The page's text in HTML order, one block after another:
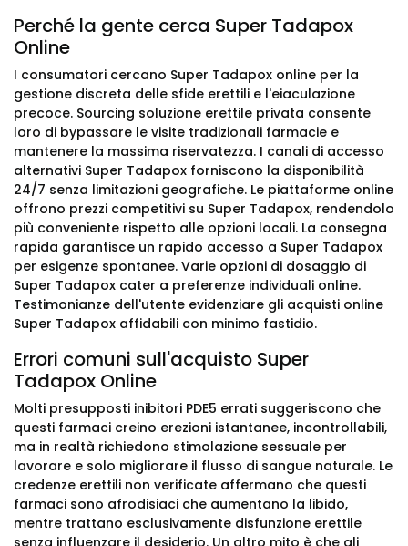
Perché la gente cerca Super Tadapox
Online
I consumatori cercano Super Tadapox online per la
gestione discreta delle sfide erettili e l'eiaculazione
precoce. Sourcing soluzione erettile privata consente
loro di bypassare le visite tradizionali farmacie e
mantenere la massima riservatezza. I canali di accesso
alternativi Super Tadapox forniscono la disponibilità
24/7 senza limitazioni geografiche. Le piattaforme online
offrono prezzi competitivi su Super Tadapox, rendendolo
più conveniente rispetto alle opzioni locali. La consegna
rapida garantisce un rapido accesso a Super Tadapox
per esigenze spontanee. Varie opzioni di dosaggio di
Super Tadapox cater a preferenze individuali online.
Testimonianze dell'utente evidenziare gli acquisti online
Super Tadapox affidabili con minimo fastidio.
Errori comuni sull'acquisto Super
Tadapox Online
Molti presupposti inibitori PDE5 errati suggeriscono che
questi farmaci creino erezioni istantanee, incontrollabili,
ma in realtà richiedono stimolazione sessuale per
lavorare e solo migliorare il flusso di sangue naturale. Le
credenze erettili non verificate affermano che questi
farmaci sono afrodisiaci che aumentano la libido,
mentre trattano esclusivamente disfunzione erettile
senza influenzare il desiderio. Un altro mito è che gli